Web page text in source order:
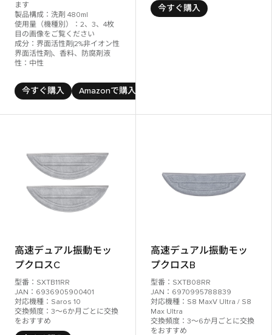
ます
製品構成：洗剤 480ml
使用量（機種別）：2、3、4枚
目の画像をご覧ください
成分：界面活性剤(2%非イオン性
界面活性剤)、香料、防腐剤液
性：中性
今すぐ購入 Amazonで購入
今すぐ購入
高速デュアル振動モッ
プクロスC
型番：SXTB11RR
JAN：6936905900401
対応機種：Saros 10
交換頻度：3～6か月ごとに交換
をおすすめ
高速デュアル振動モッ
プクロスB
型番：SXTB08RR
JAN：6970995788839
対応機種：S8 MaxV Ultra / S8
Max Ultra
交換頻度：3～6か月ごとに交換
をおすすめ